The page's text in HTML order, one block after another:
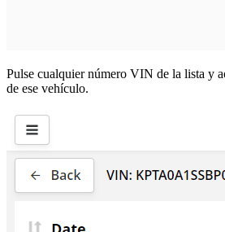
Pulse cualquier número VIN de la lista y
de ese vehículo.